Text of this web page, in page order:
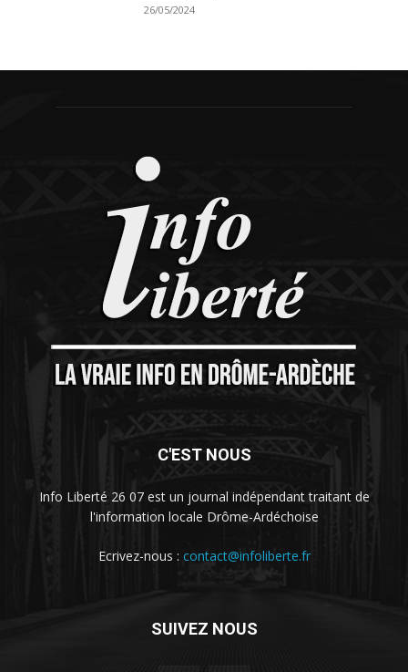
26/05/2024
C'EST NOUS
Info Liberté 26 07 est un journal indépendant traitant de
l'information locale Drôme-Ardéchoise
Ecrivez-nous : contact@infoliberte.fr
SUIVEZ NOUS